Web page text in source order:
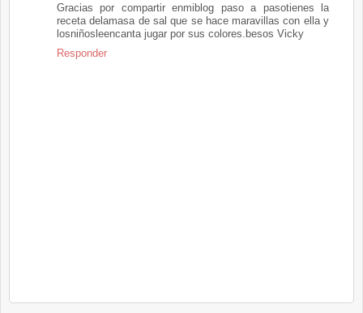
Gracias por compartir enmiblog paso a pasotienes la
receta delamasa de sal que se hace maravillas con ella y
losniñosleencanta jugar por sus colores.besos Vicky
Responder